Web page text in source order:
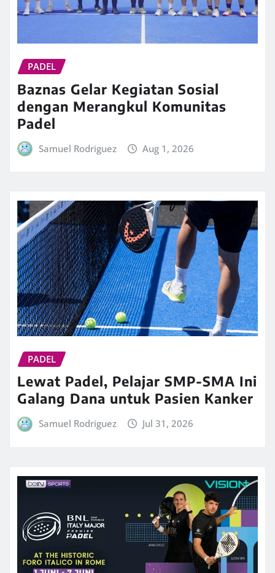
PADEL
Baznas Gelar Kegiatan Sosial
dengan Merangkul Komunitas
Padel
Samuel Rodriguez Aug 1, 2026
PADEL
Lewat Padel, Pelajar SMP-SMA Ini
Galang Dana untuk Pasien Kanker
Samuel Rodriguez Jul 31, 2026